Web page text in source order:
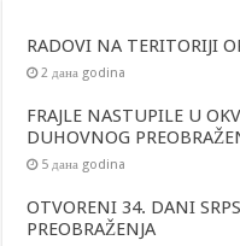
RADOVI NA TERITORIJI
2 дана godina
FRAJLE NASTUPILE U
DUHOVNOG
5 дана godina
OTVORENI 34. DANI
PREOBRAŽENJA